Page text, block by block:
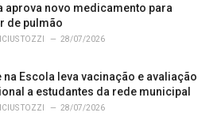
aprova novo medicamento para
de pulmão
TOZZI 28/07/2026
na Escola leva vacinação e avaliação
a estudantes da rede municipal
TOZZI 28/07/2026